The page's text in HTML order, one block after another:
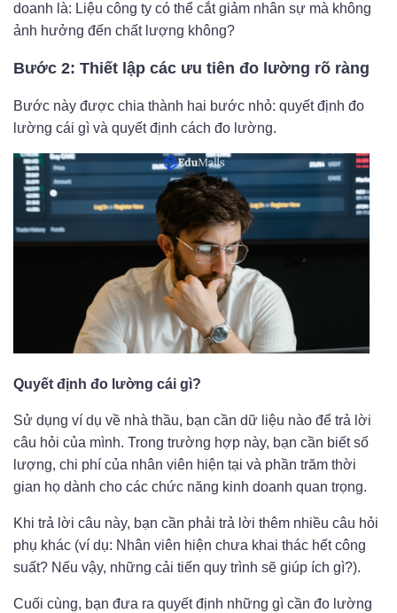
doanh là: Liệu công ty có thể cắt giảm nhân sự mà không
ảnh hưởng đến chất lượng không?
Bước 2: Thiết lập các ưu tiên đo lường rõ ràng
Bước này được chia thành hai bước nhỏ: quyết định đo
lường cái gì và quyết định cách đo lường.
Quyết định đo lường cái gì?
Sử dụng ví dụ về nhà thầu, bạn cần dữ liệu nào để trả lời
câu hỏi của mình. Trong trường hợp này, bạn cần biết số
lượng, chi phí của nhân viên hiện tại và phần trăm thời
gian họ dành cho các chức năng kinh doanh quan trọng.
Khi trả lời câu này, bạn cần phải trả lời thêm nhiều câu hỏi
phụ khác (ví dụ: Nhân viên hiện chưa khai thác hết công
suất? Nếu vậy, những cải tiến quy trình sẽ giúp ích gì?).
Cuối cùng, bạn đưa ra quyết định những gì cần đo lường